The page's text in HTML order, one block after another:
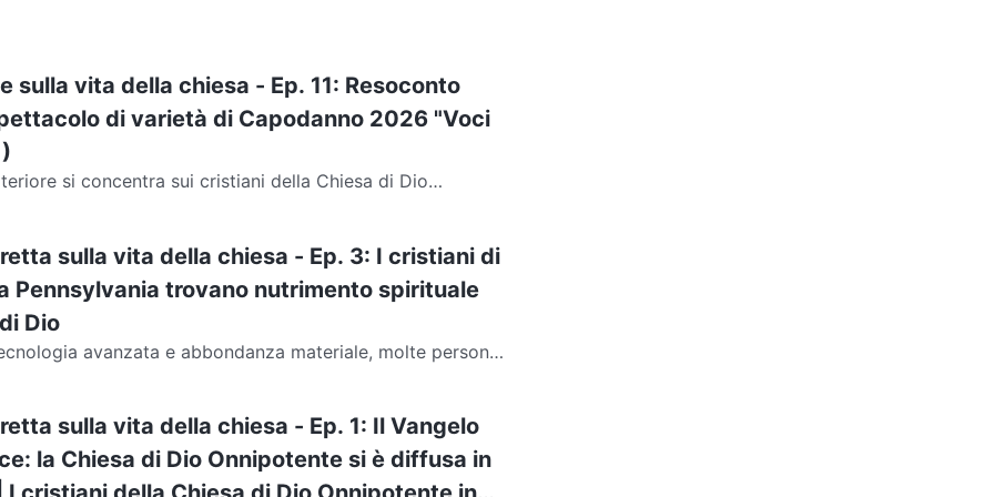
sulla vita della chiesa - Ep. 11: Resoconto
di varietà di Capodanno 2026 "Voci
si concentra sui cristiani della Chiesa di Dio
sulla vita della chiesa - Ep. 3: I cristiani di
Pennsylvania trovano nutrimento spirituale
Dio
avanzata e abbondanza materiale, molte persone
sulla vita della chiesa - Ep. 1: Il Vangelo
la Chiesa di Dio Onnipotente si è diffusa in